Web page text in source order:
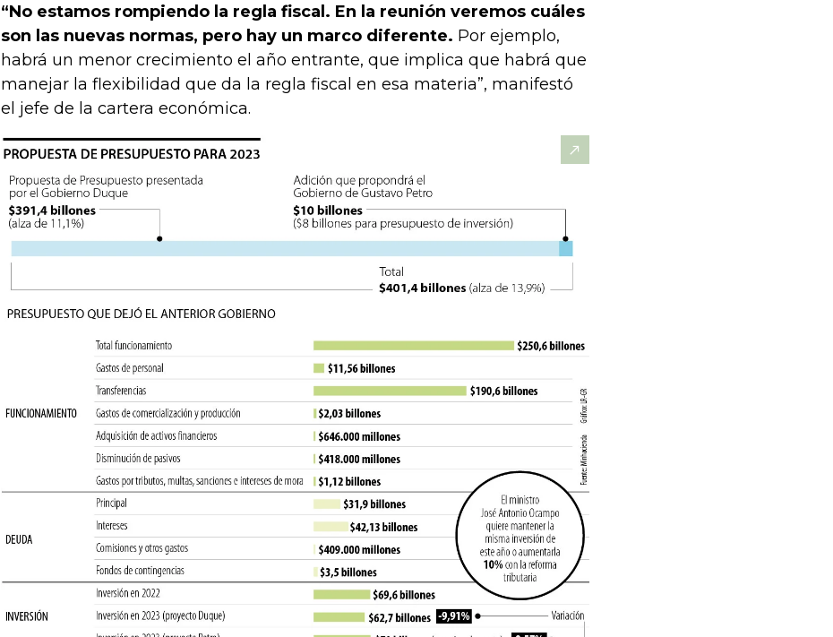
“No estamos rompiendo la regla fiscal. En la reunión veremos cuáles
son las nuevas normas, pero hay un marco diferente. Por ejemplo,
habrá un menor crecimiento el año entrante, que implica que habrá que
manejar la flexibilidad que da la regla fiscal en esa materia”, manifestó
el jefe de la cartera económica.